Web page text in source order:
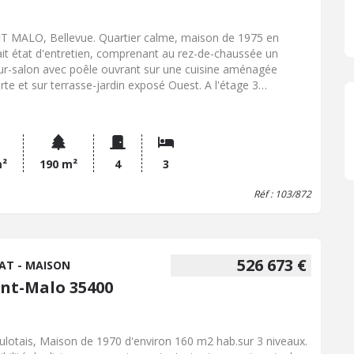
sans tarder !
MALO, Bellevue. Quartier calme, maison de 1975 en
état d'entretien, comprenant au rez-de-chaussée un
salon avec poêle ouvrant sur une cuisine aménagée
et sur terrasse-jardin exposé Ouest. A l'étage 3
climat : D - Montant estimé des dépenses annuelles
pour un usage standard : 1680 à 2350 € (base 2022) -
Négo Inclus : 336 122 € dont 3,42% Hon. Négo TTC
190 m² 4 3
Réf : 103/872
526 673 €
- MAISON
Malo 35400
Maison de 1970 d'environ 160 m2 hab.sur 3 niveaux.